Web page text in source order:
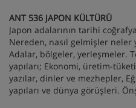
ANT 536 JAPON KÜLTÜRÜ
Japon adalarının tarihi
Nereden, nasıl gelmişler neler
Adalar, bölgeler, yerleşmeler.
yapıları; Ekonomi, üretim-
yazılar, dinler ve mezhepler,
yapıları ve dünya görüşleri.